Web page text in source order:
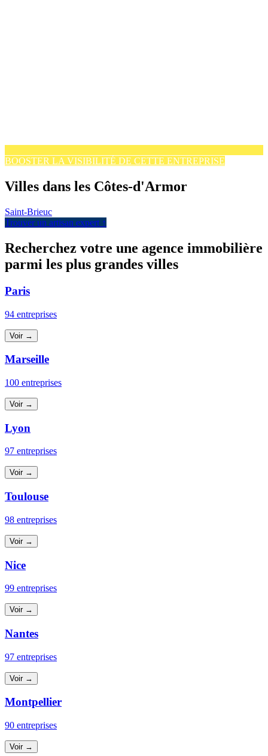
BOOSTER LA VISIBILITÉ DE CETTE ENTREPRISE
Villes dans les Côtes-d'Armor
Saint-Brieuc
Trouver un artisan expert ↑
Recherchez votre une agence immobilière
parmi les plus grandes villes
Paris
94 entreprises
Voir →
Marseille
100 entreprises
Voir →
Lyon
97 entreprises
Voir →
Toulouse
98 entreprises
Voir →
Nice
99 entreprises
Voir →
Nantes
97 entreprises
Voir →
Montpellier
90 entreprises
Voir →